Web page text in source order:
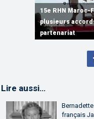
15e RHN Maroc-
plusieurs
partenariat
15e RHN Maroc-
Sébastien
15e Réunion de
Discours de M.
Lire aussi…
français